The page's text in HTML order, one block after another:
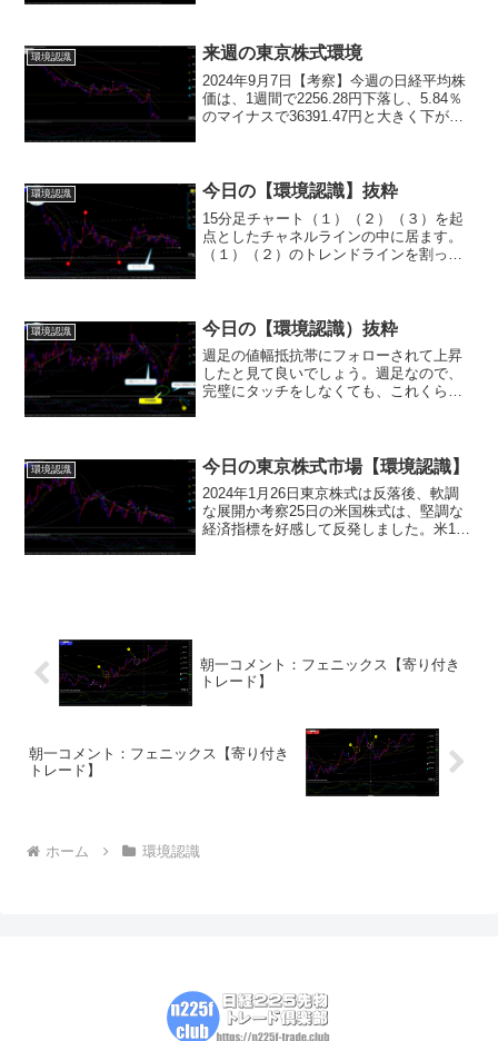
環境認識 来週の東京株式環境
2024年9月7日【考察】今週の日経平均株
価は、1週間で2256.28円下落し、5.84％
のマイナスで36391.47円と大きく下がり
環境認識 今日の【環境認識】抜粋
15分足チャート（１）（２）（３）を起
点としたチャネルラインの中に居ます。
（１）（２）のトレンドラインを割って
れば、（１）（２）のト...
環境認識 今日の【環境認識）抜粋
週足の値幅抵抗帯にフォローされて上昇
したと見て良いでしょう。週足なので、
完璧にタッチをしなくても、これくらい
ドクロスをしてくる時間...
環境認識 今日の東京株式市場【環境認識】
2024年1月26日東京株式は反落後、軟調
な展開か考察25日の米国株式は、堅調な
経済指標を好感して反発しました。米10-
朝一コメント：フェニックス【寄り付き
トレード】
朝一コメント：フェニックス【寄り付き
トレード】
ホーム 環境認識